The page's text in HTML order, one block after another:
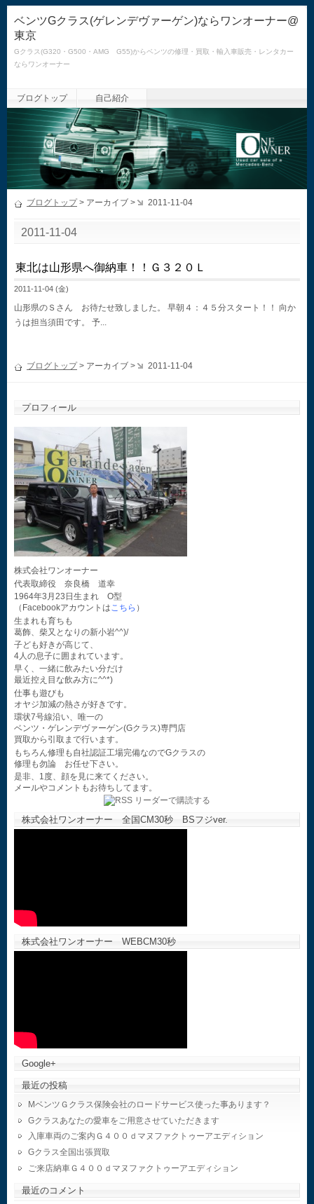
ベンツGクラス(ゲレンデヴァーゲン)ならワンオーナー@
東京
Gクラス(G320・G500・AMG G55)からベンツの修理・買取・輸入車販売・レンタカー
ならワンオーナー
ブログトップ 自己紹介
ブログトップ> アーカイブ > 2011-11-04
2011-11-04
東北は山形県へ御納車！！Ｇ３２０Ｌ
2011-11-04 (金)
山形県のＳさん お待たせ致しました。 早朝４：４５分スタート！！ 向か
うは担当須田です。 予...
ブログトップ> アーカイブ > 2011-11-04
プロフィール
株式会社ワンオーナー
代表取締役 奈良橋 道幸
1964年3月23日生まれ O型
（Facebookアカウントはこちら ）
生まれも育ちも
葛飾、柴又となりの新小岩^^)/
子ども好きが高じて、
4人の息子に囲まれています。
早く、一緒に飲みたい分だけ
最近控え目な飲み方に^^*)
仕事も遊びも
オヤジ加減の熱さが好きです。
環状7号線沿い、唯一の
ベンツ・ゲレンデヴァーゲン(Gクラス)専門店
買取から引取まで行います。
もちろん修理も自社認証工場完備なのでGクラスの
修理も勿論 お任せ下さい。
是非、1度、顔を見に来てください。
メールやコメントもお待ちしてます。
株式会社ワンオーナー 全国CM30秒 BSフジver.
株式会社ワンオーナー WEBCM30秒
Google+
最近の投稿
MベンツＧクラス保険会社のロードサービス使った事あります？
Gクラスあなたの愛車をご用意させていただきます
入庫車両のご案内Ｇ４００ｄマヌファクトゥーアエディション
Gクラス全国出張買取
ご来店納車Ｇ４００ｄマヌファクトゥーアエディション
最近のコメント